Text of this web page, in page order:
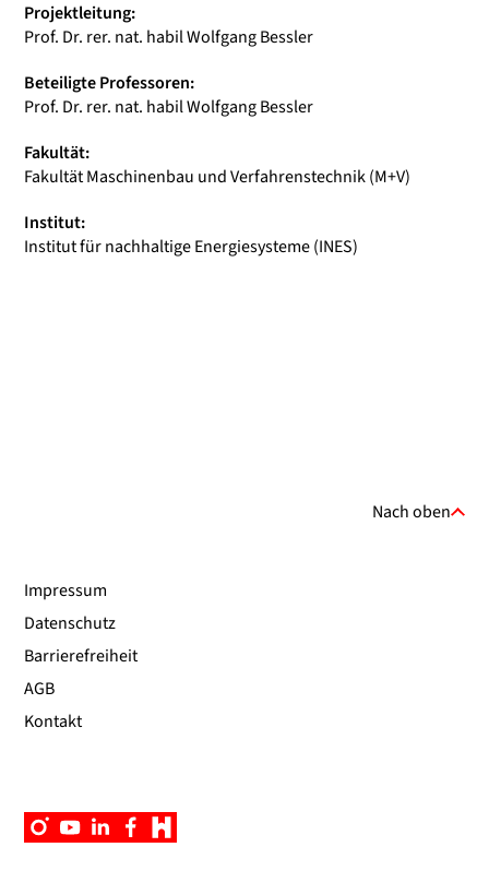
Projektleitung:
Prof. Dr. rer. nat. habil Wolfgang Bessler
Beteiligte Professoren:
Prof. Dr. rer. nat. habil Wolfgang Bessler
Fakultät:
Fakultät Maschinenbau und Verfahrenstechnik (M+V)
Institut:
Institut für nachhaltige Energiesysteme (INES)
Nach oben
Impressum
Datenschutz
Barrierefreiheit
AGB
Kontakt
Instagram
YouTubeLinkedinFacebookCampus
App